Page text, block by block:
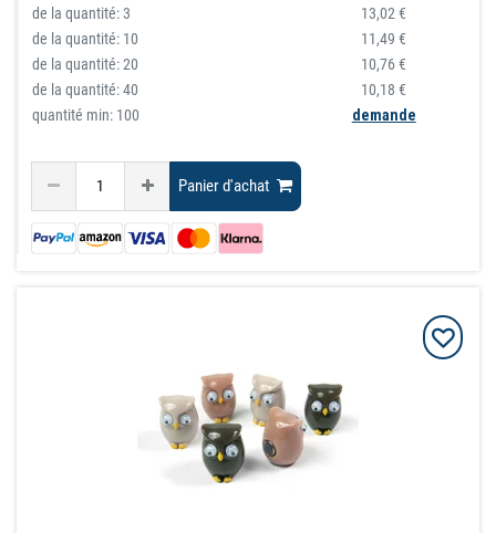
de la quantité:3
13,02 €
de la quantité: 10
11,49 €
de la quantité:20
10,76 €
de la quantité:40
10,18 €
quantité min: 100
demande
Panier d'achat